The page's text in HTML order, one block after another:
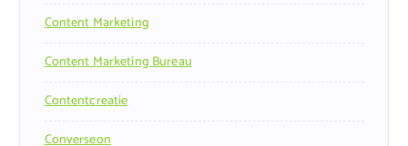
Content Marketing
Content Marketing Bureau
Contentcreatie
Converseon